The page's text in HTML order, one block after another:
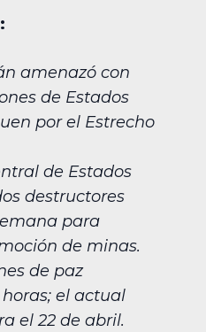
amenazó con
de Estados
por el Estrecho
de Estados
destructores
para
de minas.
de paz
el actual
el 22 de abril.